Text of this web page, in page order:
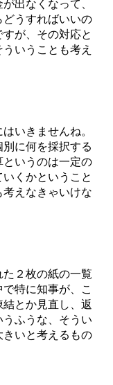
出なくなって、
うすればいいの
が、その対応と
いうことも考え
いきませんね。
に何を採択する
いうのは一定の
くかということ
えなきゃいけな
２枚の紙の一覧
特に知事が、こ
とか見直し、返
ふうな、そうい
いと考えるもの